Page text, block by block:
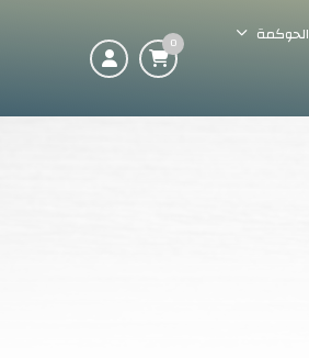
الحوكمة
0